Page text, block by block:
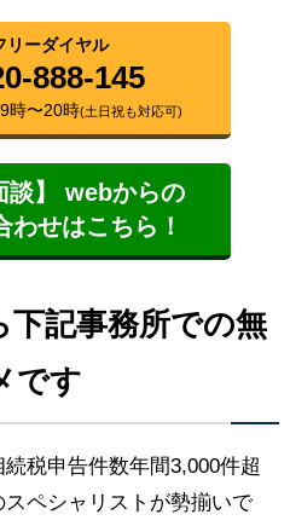
リーダイヤル
888-145
時〜20時(土日祝も対応可)
談】 webからの
わせはこちら！
下記事務所での無
です
税申告件数年間3,000件超
ペシャリストが勢揃いで